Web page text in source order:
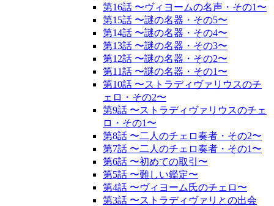
第16話 〜ヴィヨームの名声・その1〜
第15話 〜謎の名器・その5〜
第14話 〜謎の名器・その4〜
第13話 〜謎の名器・その3〜
第12話 〜謎の名器・その2〜
第11話 〜謎の名器・その1〜
第10話 〜ストラディヴァリウスのチ
ェロ・その2〜
第9話 〜ストラディヴァリウスのチェ
ロ・その1〜
第8話 〜二人のチェロ奏者・その2〜
第7話 〜二人のチェロ奏者・その1〜
第6話 〜初めての取引〜
第5話 〜難しい鑑定〜
第4話 〜ヴィヨーム氏のチェロ〜
第3話 〜ストラディヴァリとの出会